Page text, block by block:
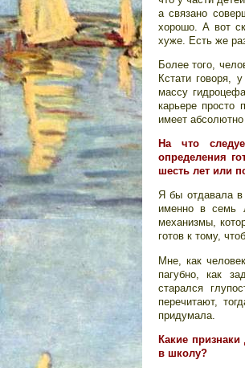
а связано
хорошо. А вот
хуже. Есть же
Более того,
Кстати говоря,
массу
карьере просто
имеет абсолютно
На что
определения
шесть лет или
Я бы отдавала в
именно в семь
механизмы,
готов к тому,
Мне, как
пагубно, как
старался
перечитают,
придумала.
Какие
в школу?